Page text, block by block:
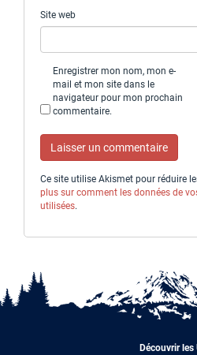
Site web
Enregistrer mon nom, mon e-
mail et mon site dans le
navigateur pour mon prochain
commentaire.
Ce site utilise Akismet pour réduire
plus sur comment les données de
utilisées.
Découvrir les